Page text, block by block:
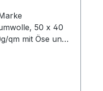
50 x 40
qm mit Öse und